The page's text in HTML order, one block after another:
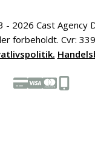
- 2026 Cast Agency
forbeholdt. Cvr: